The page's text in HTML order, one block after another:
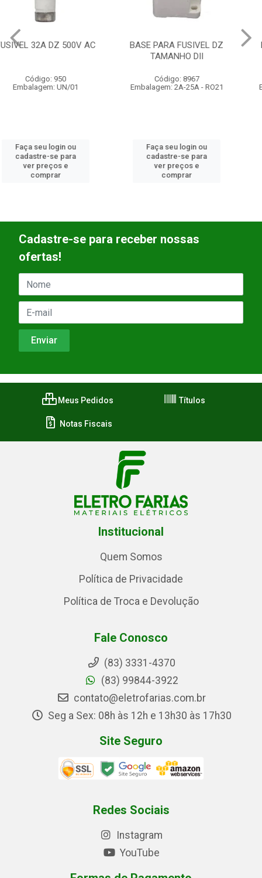
BASE PARA FUSIVEL DZ
Código: 8967
Embalagem: 2A-25A - RO21
Faça seu login ou
cadastre-se para
ver preços e
comprar
BASE PARA FUSÍVEL DZ
TAMANHO DIII
Código: 8966
Embalagem: 32A-63A - RO22
Faça seu login ou
cadastre-se para
ver preços e
comprar
Cadastre-se para receber nossas
ofertas!
Meus Pedidos Títulos
Notas Fiscais
Institucional
Quem Somos
Política de Privacidade
Política de Troca e Devolução
Fale Conosco
(83) 3331-4370
(83) 99844-3922
contato@eletrofarias.com.br
Seg a Sex: 08h às 12h e 13h30 às 17h30
Site Seguro
Redes Sociais
Instagram
YouTube